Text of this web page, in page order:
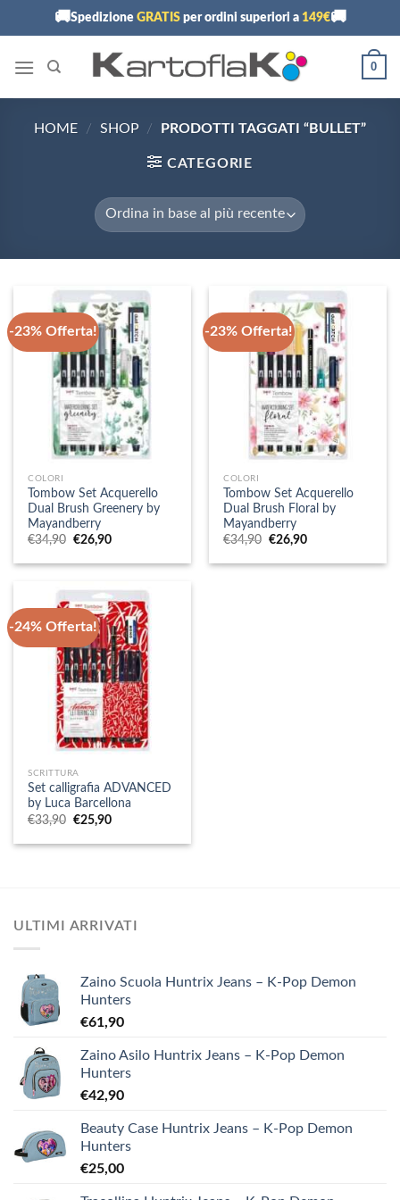
🚚Spedizione GRATISper ordini superiori a 149€🚚
0
HOME / SHOP / PRODOTTI TAGGATI “BULLET”
CATEGORIE
-23% Offerta!
COLORI
Tombow Set Acquerello
Dual Brush Greenery by
Mayandberry
€34,90 Il
originale
€26,90Il
attuale
-23% Offerta!
COLORI
Tombow Set Acquerello
Dual Brush Floral by
Mayandberry
€34,90 Il
originale
€26,90Il
attuale
-24% Offerta!
SCRITTURA
Set calligrafia ADVANCED
by Luca Barcellona
€33,90 Il
originale
€25,90Il
attuale
ULTIMI ARRIVATI
Zaino Scuola Huntrix Jeans – K-Pop Demon
Hunters
€61,90
Zaino Asilo Huntrix Jeans – K-Pop Demon
Hunters
€42,90
Beauty Case Huntrix Jeans – K-Pop Demon
Hunters
€25,00